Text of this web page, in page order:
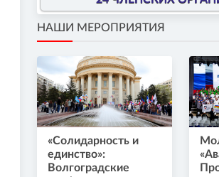
НАШИ МЕРОПРИЯТИЯ
«Солидарность и
единство»:
Волгоградские